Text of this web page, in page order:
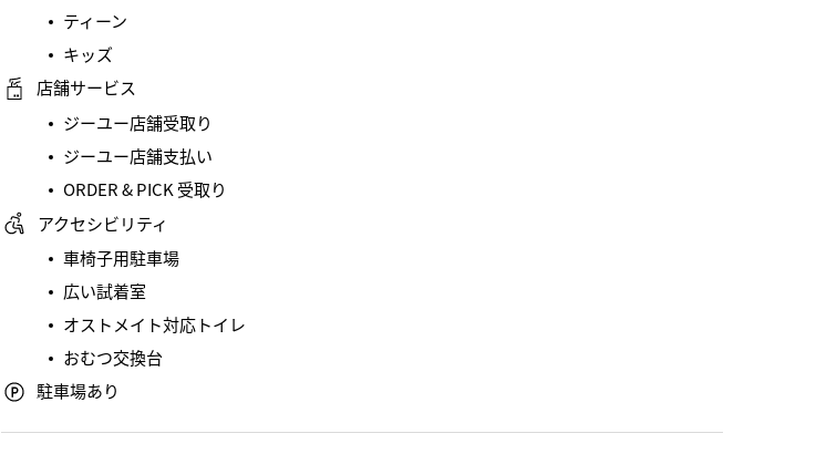
ティーン
キッズ
店舗サービス
ジーユー店舗受取り
ジーユー店舗支払い
ORDER & PICK 受取り
アクセシビリティ
車椅子用駐車場
広い試着室
オストメイト対応トイレ
おむつ交換台
駐車場あり